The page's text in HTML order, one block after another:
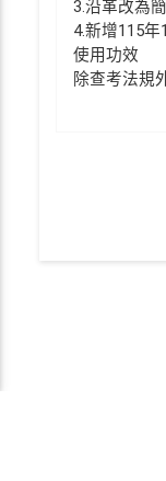
3.沿革改為
4.新增115
使用功效
除查考法規